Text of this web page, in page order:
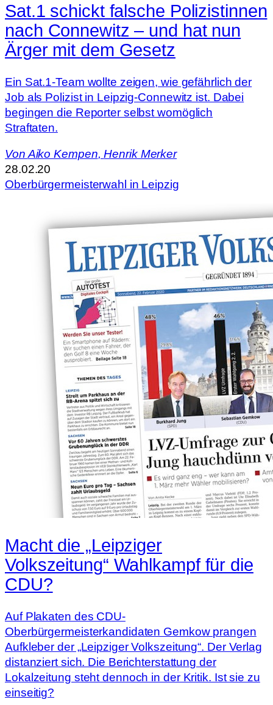
Sat.1 schickt falsche Polizistinnen
nach Connewitz – und hat nun
Ärger mit dem Gesetz
Ein Sat.1-Team wollte zeigen, wie gefährlich der
Job als Polizist in Leipzig-Connewitz ist. Dabei
begingen die Reporter selbst womöglich
Straftaten.
Von Aiko Kempen,Henrik Merker
28.02.20
Oberbürgermeisterwahl in Leipzig
Macht die „Leipziger
Volkszeitung“ Wahlkampf für die
CDU?
Auf Plakaten des CDU-
Oberbürgermeisterkandidaten Gemkow prangen
Aufkleber der „Leipziger Volkszeitung“. Der Verlag
distanziert sich. Die Berichterstattung der
Lokalzeitung steht dennoch in der Kritik. Ist sie zu
einseitig?